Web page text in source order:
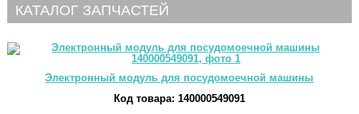
КАТАЛОГ ЗАПЧАСТЕЙ
Электронный модуль для посудомоечной машины
Код товара: 140000549091